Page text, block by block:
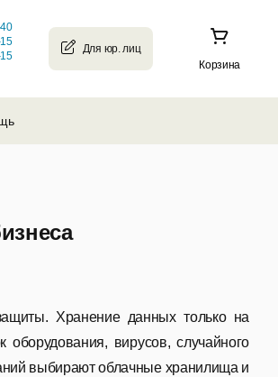
Корзина
Хранение данных только на
вирусов, случайного
выбирают облачные хранилища и